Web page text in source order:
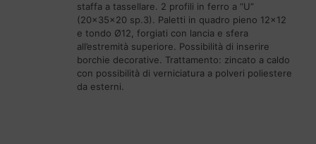
staffa a tassellare. 2 profili in ferro a “U”
(20x35x20 sp.3). Paletti in quadro pieno 12×12
e tondo Ø12, forgiati con lancia e sfera
all’estremità superiore. Possibilità di inserire
borchie decorative. Trattamento: zincato a caldo
con possibilità di verniciatura a polveri poliestere
da esterni.